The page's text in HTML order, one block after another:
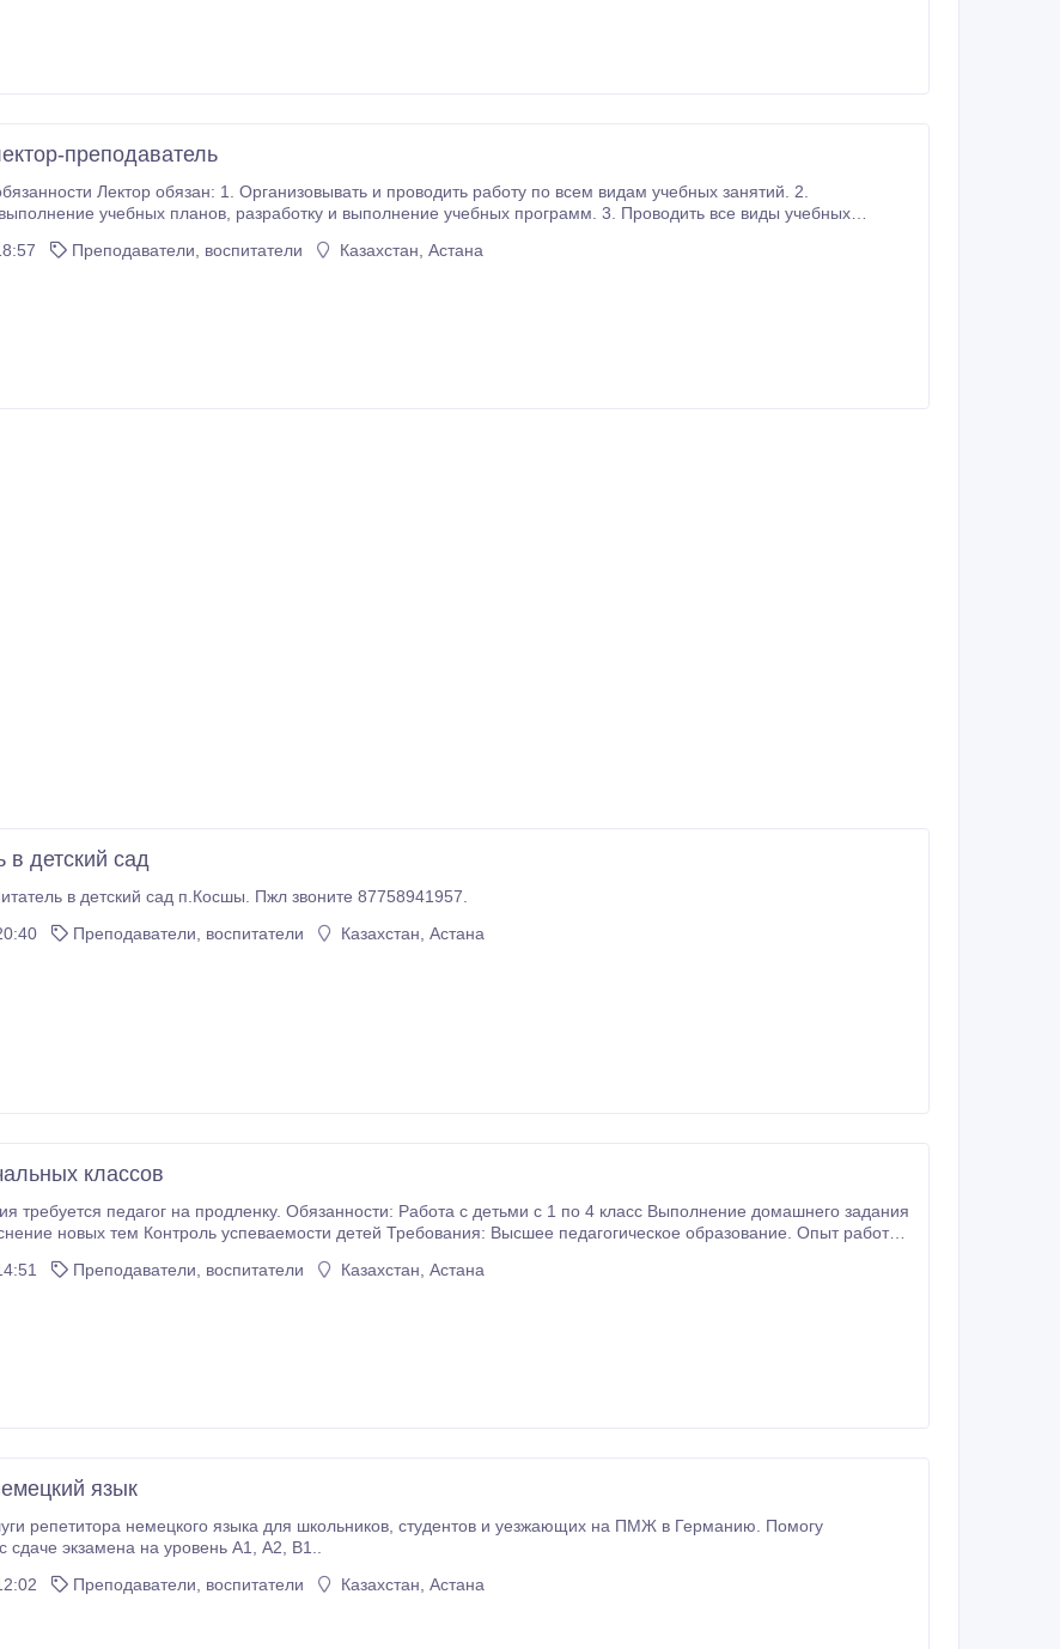
преподаватель
Лектор обязан: 1. Организовывать и проводить работу по всем видам учебных занятий. 2.
разработку и выполнение учебных программ. 3. Проводить все виды учебных
Преподаватели, воспитатели Казахстан, Астана
в детский сад
в детский сад п.Косшы. Пжл звоните 87758941957.
Преподаватели, воспитатели Казахстан, Астана
классов
требуется педагог на продленку. Обязанности: Работа с детьми с 1 по 4 класс Выполнение домашнего задания
новых тем Контроль успеваемости детей Требования: Высшее педагогическое образование. Опыт работы с
Преподаватели, воспитатели Казахстан, Астана
язык
немецкого языка для школьников, студентов и уезжающих на ПМЖ в Германию. Помогу
подготовиться с сдаче экзамена на уровень А1, А2, В1..
Преподаватели, воспитатели Казахстан, Астана